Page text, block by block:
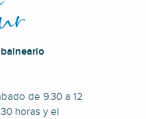
de 9.30 a 12
horas y el